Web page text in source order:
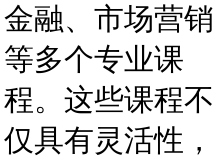
金融、市场营销
等多个专业课
程。这些课程不
仅具有灵活性，